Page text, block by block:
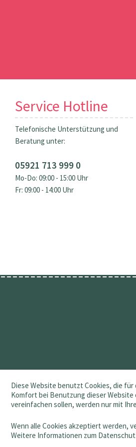
Service Hotline
Telefonische Unterstützung und
Beratung unter:
05921 713 999 0
Mo-Do: 09:00 - 15:00 Uhr
Fr: 09:00 - 14:00 Uhr
Diese Website benutzt Cookies, die
Komfort bei Benutzung dieser
vereinfachen sollen, werden nur mit
Wenn alle Cookies akzeptiert werden,
Weitere Informationen zum